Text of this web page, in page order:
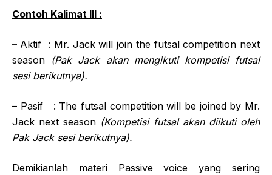
Contoh Kalimat III :
– Aktif : Mr. Jack will join the futsal competition next
season (Pak Jack akan mengikuti kompetisi futsal
sesi berikutnya).
– Pasif : The futsal competition will be joined by Mr.
Jack next season (Kompetisi futsal akan diikuti oleh
Pak Jack sesi berikutnya).
Demikianlah materi Passive voice yang sering